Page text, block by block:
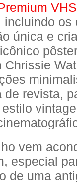
incluindo os
única e
de revista,
vem
especial
de uma